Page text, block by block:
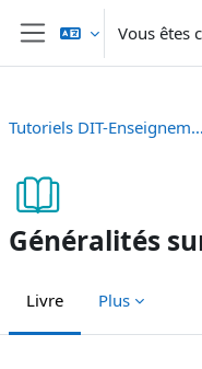
Passer au contenu principal
Panneau latéral
Vous êtes
Tutoriels DIT-Enseignement et Recherche
Généralités
Livre Plus